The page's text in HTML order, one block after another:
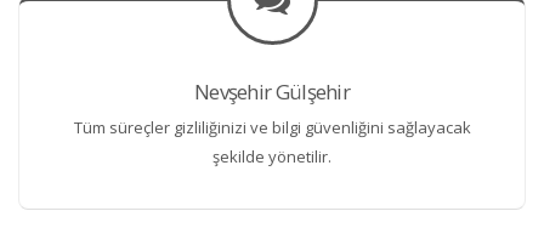
Nevşehir Gülşehir
Tüm süreçler gizliliğinizi ve bilgi güvenliğini sağlayacak
şekilde yönetilir.